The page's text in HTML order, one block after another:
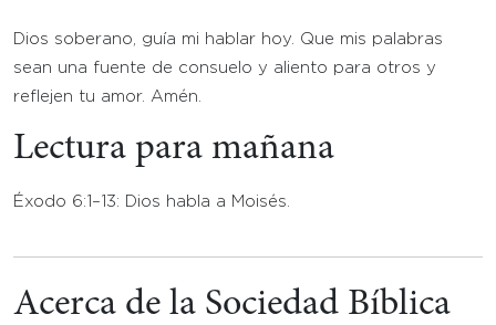
Dios soberano, guía mi hablar hoy. Que mis palabras
sean una fuente de consuelo y aliento para otros y
reflejen tu amor. Amén.
Lectura para mañana
Éxodo 6:1–13: Dios habla a Moisés.
Acerca de la Sociedad Bíblica